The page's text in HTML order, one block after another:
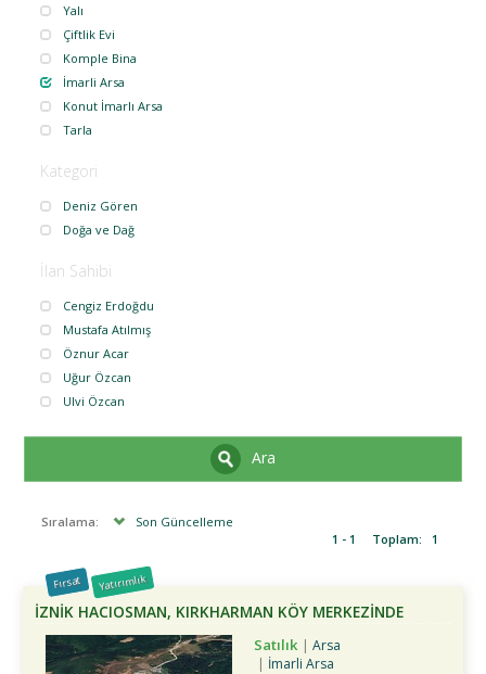
Yalı
Çiftlik Evi
Komple Bina
İmarli Arsa
Konut İmarlı Arsa
Tarla
Kategori
Deniz Gören
Doğa ve Dağ
İlan Sahibi
Cengiz Erdoğdu
Mustafa Atılmış
Öznur Acar
Uğur Özcan
Ulvi Özcan
Ara
Sıralama:
Son Güncelleme
1 - 1
Toplam: 1
Fırsat Yatırımlık
İZNİK HACIOSMAN, KIRKHARMAN KÖY MERKEZİNDE
Satılık
Arsa
İmarli Arsa